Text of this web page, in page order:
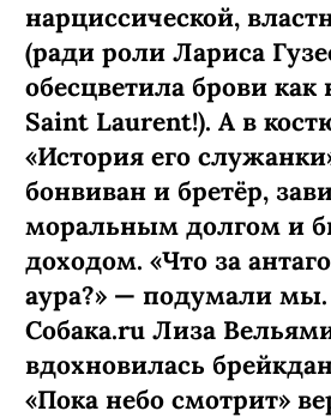
нарциссической,
(ради роли Лариса
обесцветила брови как
Saint Laurent!). А в
«История его
бонвиван и бретёр,
моральным долгом и
доходом. «Что за
аура?» — подумали мы.
Собака.ru Лиза
вдохновилась
«Пока небо смотрит»